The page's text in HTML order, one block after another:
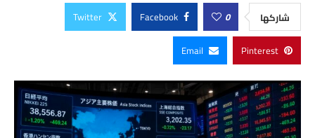
شاركها 0
Facebook
Twitter
Pinterest
Email